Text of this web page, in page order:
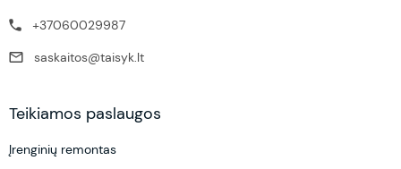
+37060029987
saskaitos@taisyk.lt
Teikiamos paslaugos
Įrenginių remontas